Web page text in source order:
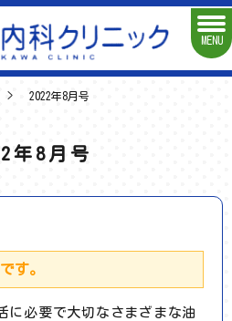
MENU
2022年8月号
年8月号
す。
に必要で大切なさまざまな油